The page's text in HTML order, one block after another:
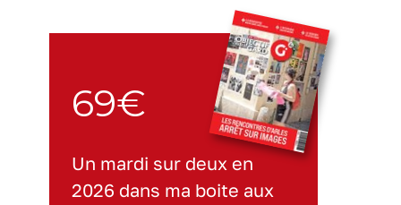
69€
Un mardi sur deux en
2026 dans ma boite aux